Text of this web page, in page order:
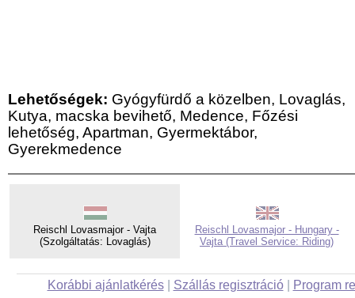
Lehetőségek: Gyógyfürdő a közelben, Lovaglás,
Kutya, macska bevihető, Medence, Főzési
lehetőség, Apartman, Gyermektábor,
Gyerekmedence
Reischl Lovasmajor - Vajta
(Szolgáltatás: Lovaglás)
Reischl Lovasmajor - Hungary -
Vajta (Travel Service: Riding)
Korábbi ajánlatkérés| Szállás regisztráció| Program